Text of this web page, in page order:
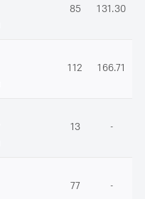
85 131.30
112 166.71
13 -
77 -